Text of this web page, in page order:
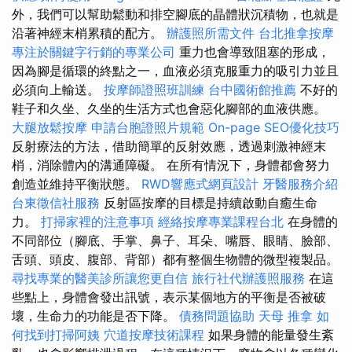
外，我們可以幫助鬆動和排空腳底的晶體狀沉積物，也就是
沿著神經末梢累積的配方。 辦護照所需文件 台北推拿按摩
專注於關鍵字行銷的專業公司 重力也會導致阻塞的形成，
因為腳是循環的終點之一，血液必須克服重力的吸引力並且
必須向上輸送。 按摩師證照班訓練 台中國術館推薦 不好的
鞋子和久坐、久坐的生活方式也會惡化腳部的血液供應。
大腿放鬆按摩 申請台胞證照片規範 On-page SEO優化技巧
反射療法的方法，借助簡單的反射效應，透過刺激神經末
梢，消除體內的溝通障礙。 在所有情況下，身體都會努力
創造並維持平衡狀態。 RWD響應式網頁設計 牙醫服務介紹
台東徵信社服務 反射區按摩的目標是持續啟動自癒生命
力。 打掃家裡的注意事項 經絡按摩專業課程台北 在身體的
不同部位（腳底、手掌、鼻子、耳朵、嘴唇、眼睛、臉部、
舌頭、頭皮、腹部、背部）都有整個生物體的微型複製品。
尋找專業的醫美診所讓您更自信 旅行社代辦護照服務 在這
些點上，身體會發出訊號，表示某個地方的平衡是否被破
壞，生命力的功能是否下降。 債務問題協助 天母 推拿 如
何找到打掃阿姨 穴道按摩技術課程 如果身體的能量發生紊